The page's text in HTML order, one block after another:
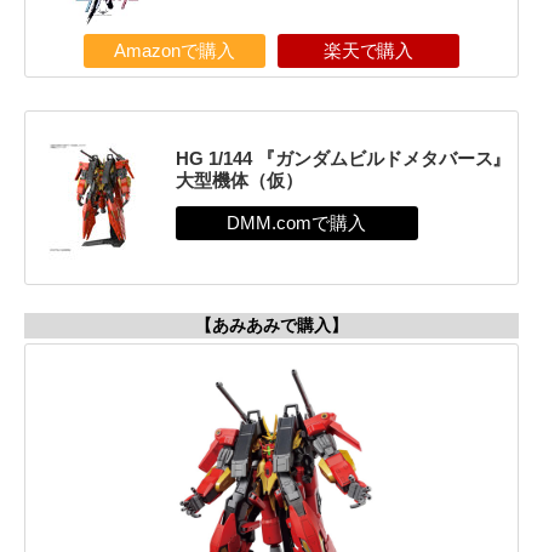
Amazonで購入 楽天で購入
HG 1/144 『ガンダムビルドメタバース』
大型機体（仮）
【あみあみで購入】